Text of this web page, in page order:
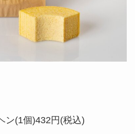
ン(1個)432円(税込)